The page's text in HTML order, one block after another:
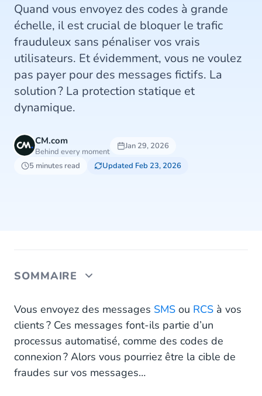
Quand vous envoyez des codes à grande
échelle, il est crucial de bloquer le trafic
frauduleux sans pénaliser vos vrais
utilisateurs. Et évidemment, vous ne voulez
pas payer pour des messages fictifs. La
solution ? La protection statique et
dynamique.
CM.com
Behind every moment
Jan 29, 2026
5 minutes read
Updated Feb 23, 2026
SOMMAIRE
Quels risques de fraude pour les messages
automatisés ?
Comment se protéger contre l’AIT ?
Protection statique vs dynamique
Vous envoyez des messages SMS ou RCS à vos
clients ? Ces messages font-ils partie d’un
processus automatisé, comme des codes de
connexion ? Alors vous pourriez être la cible de
fraudes sur vos messages…